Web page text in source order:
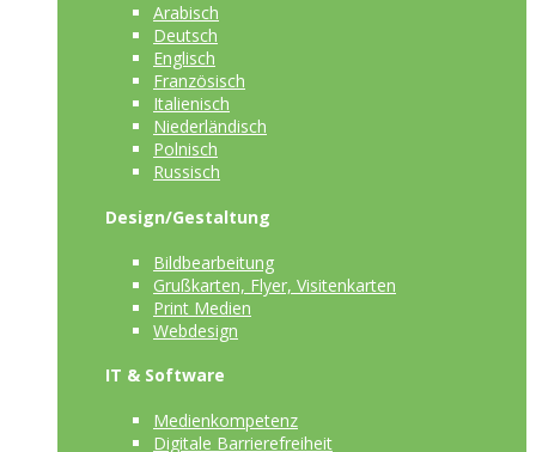
Arabisch
Deutsch
Englisch
Französisch
Italienisch
Niederländisch
Polnisch
Russisch
Design/Gestaltung
Bildbearbeitung
Grußkarten, Flyer, Visitenkarten
Print Medien
Webdesign
IT & Software
Medienkompetenz
Digitale Barrierefreiheit